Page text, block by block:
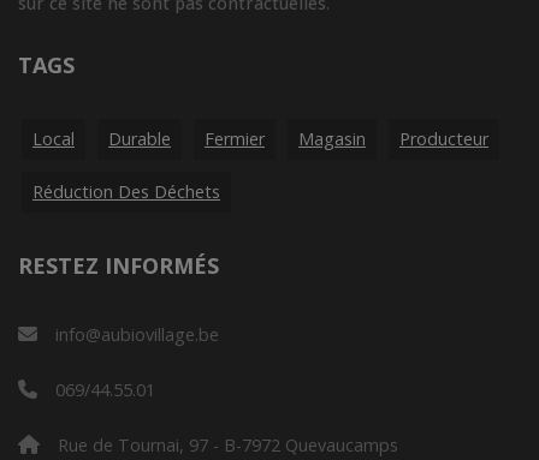
TAGS
Local Durable Fermier Magasin Producteur
Réduction Des Déchets
RESTEZ INFORMÉS
info@aubiovillage.be
069/44.55.01
Rue de Tournai, 97 - B-7972 Quevaucamps